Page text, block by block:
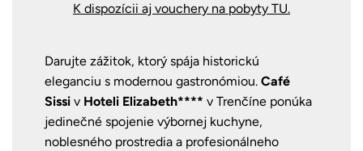
K dispozícii aj vouchery na pobyty TU.
Darujte zážitok, ktorý spája historickú
eleganciu s modernou gastronómiou. Café
Sissi v Hoteli Elizabeth**** v Trenčíne ponúka
jedinečné spojenie výbornej kuchyne,
noblesného prostredia a profesionálneho